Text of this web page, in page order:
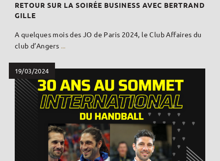
RETOUR SUR LA SOIRÉE BUSINESS AVEC BERTRAND
GILLE
A quelques mois des JO de Paris 2024, le Club Affaires du
club d’Angers ...
19/03/2024